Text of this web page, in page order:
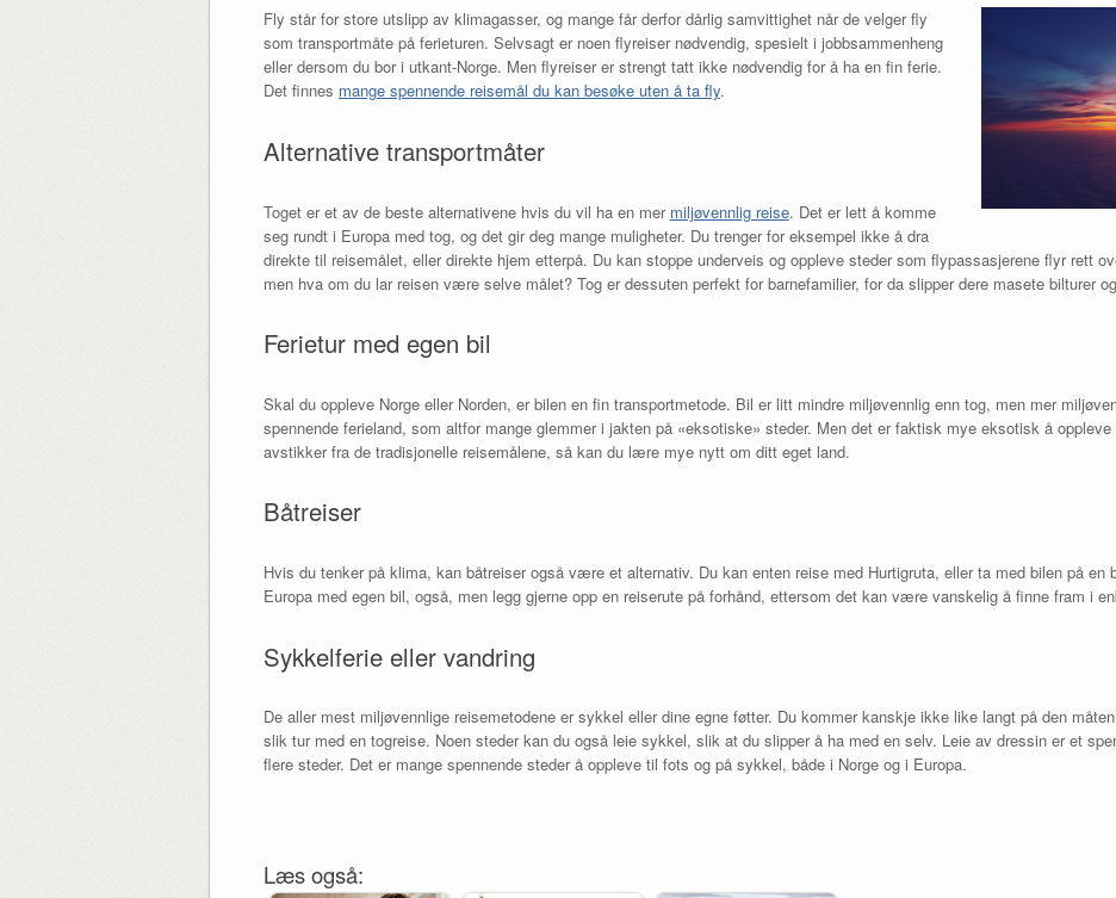
Fly står for store utslipp av klimagasser, og mange får derfor dårlig samvittighet når de velger fly
som transportmåte på ferieturen. Selvsagt er noen flyreiser nødvendig, spesielt i jobbsammenheng
eller dersom du bor i utkant-Norge. Men flyreiser er strengt tatt ikke nødvendig for å ha en fin ferie.
Det finnes mange spennende reisemål du kan besøke uten å ta fly.
Alternative transportmåter
Toget er et av de beste alternativene hvis du vil ha en mer miljøvennlig reise. Det er lett å komme
seg rundt i Europa med tog, og det gir deg mange muligheter. Du trenger for eksempel ikke å dra
direkte til reisemålet, eller direkte hjem etterpå. Du kan stoppe underveis og oppleve steder som flypassasjerene flyr rett
men hva om du lar reisen være selve målet? Tog er dessuten perfekt for barnefamilier, for da slipper dere masete bilturer
Ferietur med egen bil
Skal du oppleve Norge eller Norden, er bilen en fin transportmetode. Bil er litt mindre miljøvennlig enn tog, men mer
spennende ferieland, som altfor mange glemmer i jakten på «eksotiske» steder. Men det er faktisk mye eksotisk å
avstikker fra de tradisjonelle reisemålene, så kan du lære mye nytt om ditt eget land.
Båtreiser
Hvis du tenker på klima, kan båtreiser også være et alternativ. Du kan enten reise med Hurtigruta, eller ta med bilen på en
Europa med egen bil, også, men legg gjerne opp en reiserute på forhånd, ettersom det kan være vanskelig å finne fram i
Sykkelferie eller vandring
De aller mest miljøvennlige reisemetodene er sykkel eller dine egne føtter. Du kommer kanskje ikke like langt på den
slik tur med en togreise. Noen steder kan du også leie sykkel, slik at du slipper å ha med en selv. Leie av dressin er et
flere steder. Det er mange spennende steder å oppleve til fots og på sykkel, både i Norge og i Europa.
Læs også: